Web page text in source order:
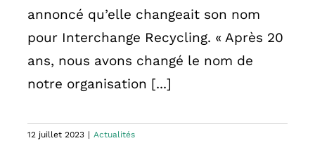
annoncé qu’elle changeait son nom
pour Interchange Recycling. « Après 20
ans, nous avons changé le nom de
notre organisation [...]
12 juillet 2023 | Actualités